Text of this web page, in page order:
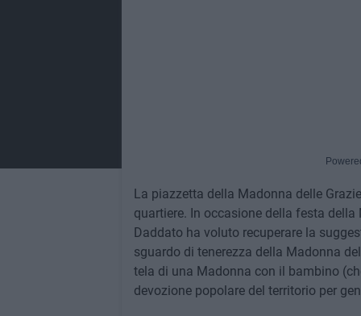
La piazzetta della Madonna delle
quartiere. In occasione della festa
Daddato ha voluto recuperare la
sguardo di tenerezza della Madonna
tela di una Madonna con il bambino
devozione popolare del territorio per